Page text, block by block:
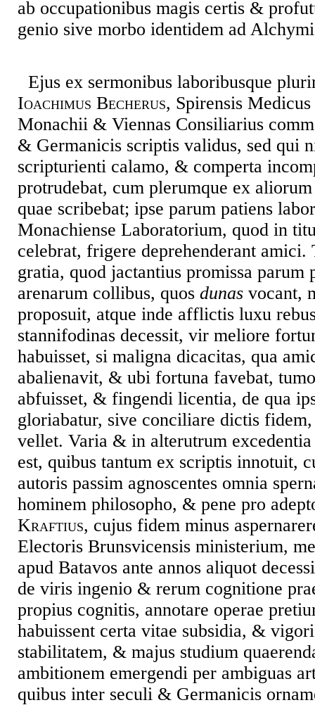
ab occupationibus magis certis &
genio sive morbo identidem ad
Ejus ex sermonibus laboribusque
Ioachimus Becherus, Spirensis
Monachii & Viennas Consiliarius
& Germanicis scriptis validus, sed qui
scripturienti calamo, & comperta
protrudebat, cum plerumque ex
quae scribebat; ipse parum patiens
Monachiense Laboratorium, quod in
celebrat, frigere deprehenderant amici.
gratia, quod jactantius promissa parum
arenarum collibus, quos dunas vocant,
proposuit, atque inde afflictis luxu
stannifodinas decessit, vir meliore
habuisset, si maligna dicacitas, qua
abalienavit, & ubi fortuna favebat,
abfuisset, & fingendi licentia, de qua
gloriabatur, sive conciliare dictis
vellet. Varia & in alterutrum
est, quibus tantum ex scriptis innotuit,
autoris passim agnoscentes omnia
hominem philosopho, & pene pro
Kraftius, cujus fidem minus
Electoris Brunsvicensis ministerium,
apud Batavos ante annos aliquot
de viris ingenio & rerum cognitione
propius cognitis, annotare operae
habuissent certa vitae subsidia, &
stabilitatem, & majus studium
ambitionem emergendi per ambiguas
quibus inter seculi & Germanicis